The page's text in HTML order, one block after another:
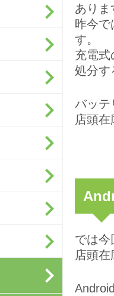
ありま
昨今で
す。
充電式
処分す
バッテ
店頭
では今
店頭